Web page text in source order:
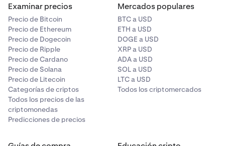
Examinar precios
Precio de Bitcoin
Precio de Ethereum
Precio de Dogecoin
Precio de Ripple
Precio de Cardano
Precio de Solana
Precio de Litecoin
Categorías de criptos
Todos los precios de las
criptomonedas
Predicciones de precios
Mercados populares
BTC a USD
ETH a USD
DOGE a USD
XRP a USD
ADA a USD
SOL a USD
LTC a USD
Todos los criptomercados